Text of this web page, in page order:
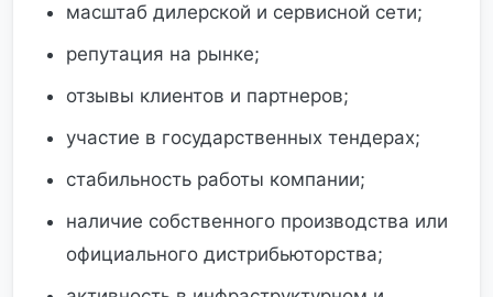
масштаб дилерской и сервисной сети;
репутация на рынке;
отзывы клиентов и партнеров;
участие в государственных тендерах;
стабильность работы компании;
наличие собственного производства или
официального дистрибьюторства;